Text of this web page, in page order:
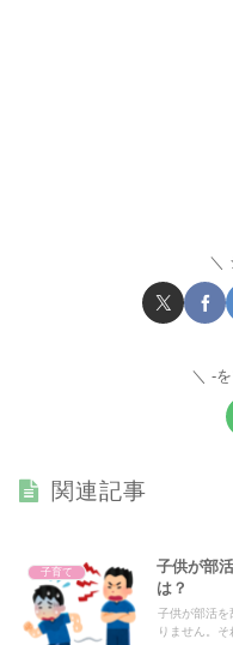
-
関連記事
子育て
子供が部
は？
子供が部活を
りません。そ